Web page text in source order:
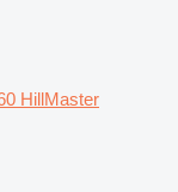
HillMaster